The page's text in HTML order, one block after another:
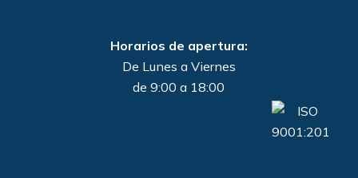
Horarios de apertura:
De Lunes a Viernes
de 9:00 a 18:00